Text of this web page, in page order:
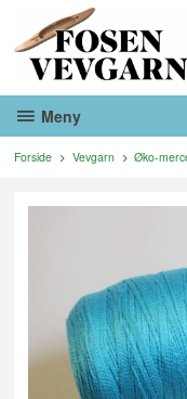
innholdet
Meny
Forside Vevgarn Øko-